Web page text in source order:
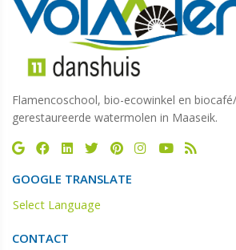
Flamencoschool, bio-ecowinkel en
gerestaureerde watermolen in Maaseik.
GOOGLE TRANSLATE
Select Language
CONTACT